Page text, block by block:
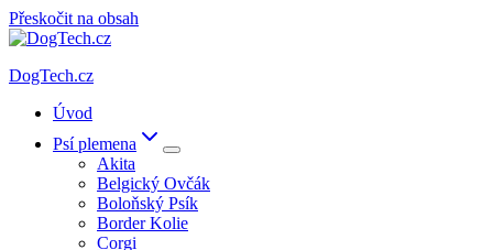
Přeskočit na obsah
DogTech.cz
Úvod
Psí plemena
Akita
Belgický Ovčák
Boloňský Psík
Border Kolie
Corgi